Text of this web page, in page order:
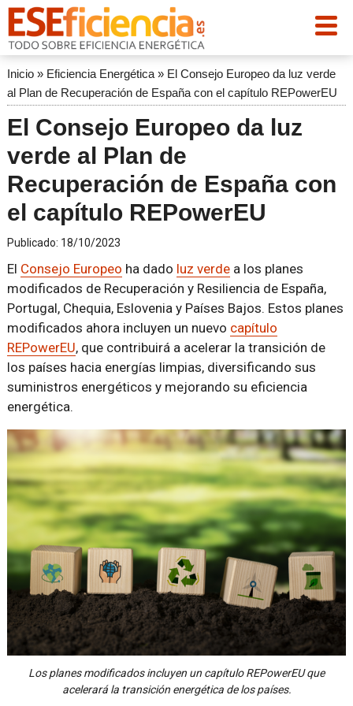
Inicio» Eficiencia Energética» El Consejo Europeo da luz verde
al Plan de Recuperación de España con el capítulo REPowerEU
El Consejo Europeo da luz
verde al Plan de
Recuperación de España con
el capítulo REPowerEU
Publicado: 18/10/2023
El Consejo Europeo ha dado luz verdea los planes
modificados de Recuperación y Resiliencia de España,
Portugal, Chequia, Eslovenia y Países Bajos. Estos planes
modificados ahora incluyen un nuevo capítulo
REPowerEU, que contribuirá a acelerar la transición de
los países hacia energías limpias, diversificando sus
suministros energéticos y mejorando su eficiencia
energética.
Los planes modificados incluyen un capítulo REPowerEU que
acelerará la transición energética de los países.